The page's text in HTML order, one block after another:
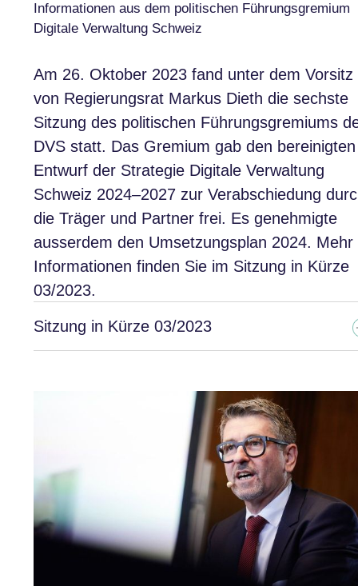
Informationen aus dem politischen Führungsgremium
Digitale Verwaltung Schweiz
Am 26. Oktober 2023 fand unter dem Vorsitz
von Regierungsrat Markus Dieth die sechste
Sitzung des politischen Führungsgremiums
DVS statt. Das Gremium gab den bereinigten
Entwurf der Strategie Digitale Verwaltung
Schweiz 2024–2027 zur Verabschiedung
die Träger und Partner frei. Es genehmigte
ausserdem den Umsetzungsplan 2024. Mehr
Informationen finden Sie im Sitzung in Kürze
03/2023.
Sitzung in Kürze 03/2023